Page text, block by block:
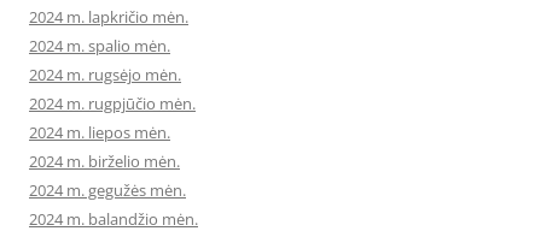
2024 m. lapkričio mėn.
2024 m. spalio mėn.
2024 m. rugsėjo mėn.
2024 m. rugpjūčio mėn.
2024 m. liepos mėn.
2024 m. birželio mėn.
2024 m. gegužės mėn.
2024 m. balandžio mėn.